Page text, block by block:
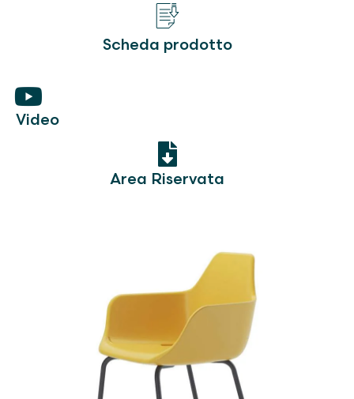
Scheda prodotto
Video
Area Riservata